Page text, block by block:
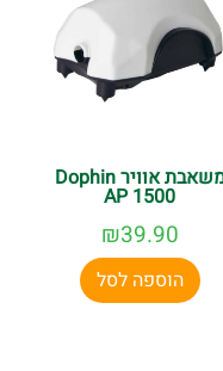
משאבת אוויר Dophin
AP 1500
₪39.90
הוספה לסל